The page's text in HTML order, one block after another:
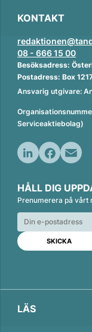
KONTAKT
08 - 666 15 00
Besöksadress:
Postadress: Box
Ansvarig utgivare:
Serviceaktiebolag)
n
k
e
d
n
c
e
b
o
o
k
a
i
l
HÅLL DIG
Prenumerera på vårt
LÄS